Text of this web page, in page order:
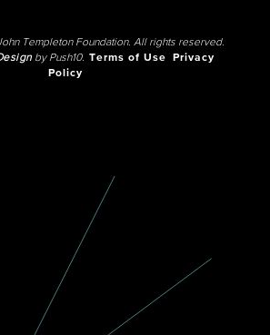
Templeton Foundation. All rights reserved.
by Push10. Terms of Use
Privacy
Policy